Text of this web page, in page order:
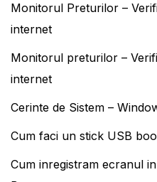
Monitorul Preturilor –
internet
Monitorul preturilor –
internet
Cerinte de Sistem –
Cum faci un stick USB
Cum inregistram ecranul